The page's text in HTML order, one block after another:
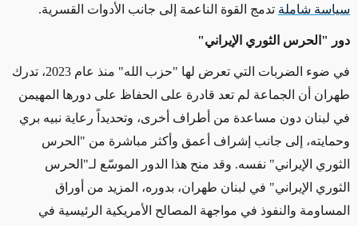
سياسة شاملة تدمج القوة الناعمة إلى جانب الأدوات القسرية.
دور "الحرس الثوري الإيراني"
في ضوء الضربات التي تعرض لها "حزب الله" منذ عام 2023، تدرك
طهران أن الجماعة لم تعد قادرة على الحفاظ على دورها المهيمن
في لبنان دون مساعدة من أطراف أخرى، وتحديداً رعاية نبيه بري
وحمايته، إلى جانب إشراف أعمق وأكثر مباشرة من "الحرس
الثوري الإيراني" نفسه. وقد منح هذا الدور الموسّع لـ"الحرس
الثوري الإيراني" في لبنان طهران، بدوره، المزيد من أوراق
المساومة والنفوذ في مواجهة المصالح الأمريكية الرئيسية في